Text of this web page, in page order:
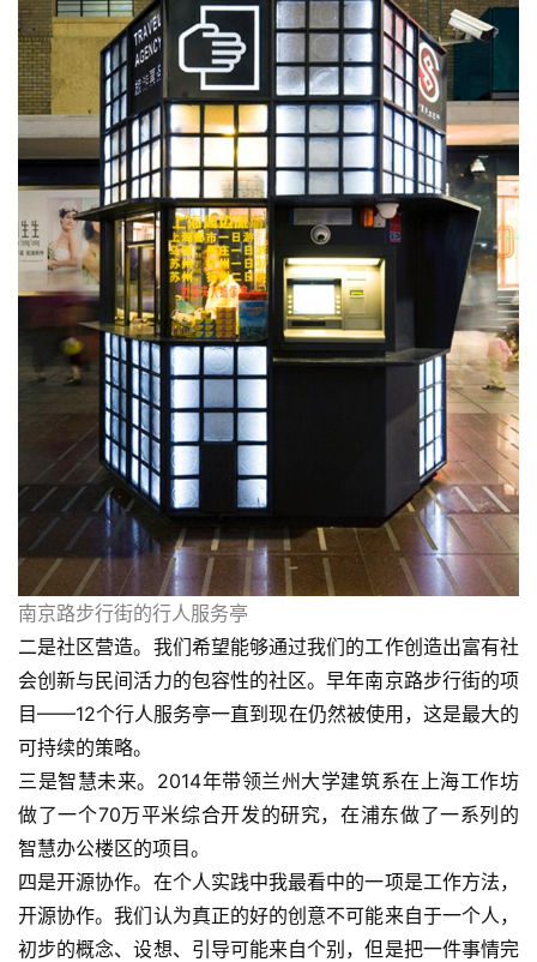
研
究
法
书
欣
话
图
库
容
易
寫
錯
錯
的
繁
體
字
一
百
例
南京路步行街的行人服务亭
二是社区营造。我们希望能够通过我们的工作创造出富有社
会创新与民间活力的包容性的社区。早年南京路步行街的项
目——12个行人服务亭一直到现在仍然被使用，这是最大的
可持续的策略。
三是智慧未来。2014年带领兰州大学建筑系在上海工作坊
做了一个70万平米综合开发的研究，在浦东做了一系列的
智慧办公楼区的项目。
四是开源协作。在个人实践中我最看中的一项是工作方法，
开源协作。我们认为真正的好的创意不可能来自于一个人，
初步的概念、设想、引导可能来自个别，但是把一件事情完